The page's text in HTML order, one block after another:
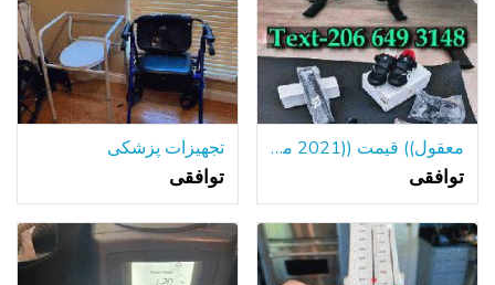
معقول)) قیمت ((2021 مدل Peloton دوچرخه $800
توافقی
تجهیزات پزشکی
توافقی